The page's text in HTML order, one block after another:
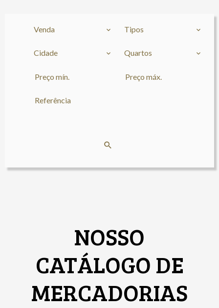
Venda Tipos
Cidade Quartos
NOSSO
CATÁLOGO DE
MERCADORIAS